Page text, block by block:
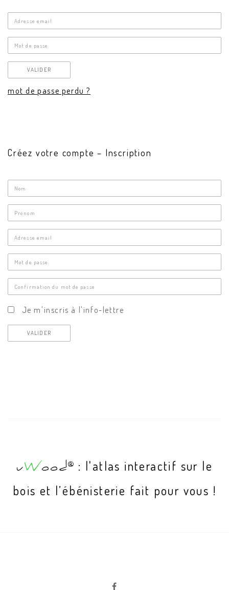
Adresse
Mot
passeVALIDER
mot de passe perdu ?
Créez votre compte – Inscription
Nom
Prénom
Adresse
Mot
passe
Confirmation
mot
de
passe
Info-
lettre
Je m'inscris à l'info-lettre
VALIDER
uWood® : l'atlas interactif sur le
bois et l’ébénisterie fait pour vous !